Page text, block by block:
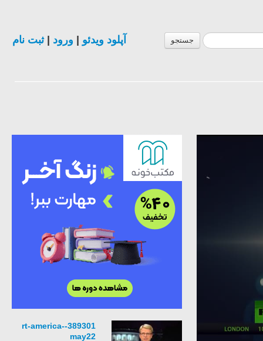
جستجو آپلود ویدئو ورود |ثبت نام
389301-rt-america-
may22